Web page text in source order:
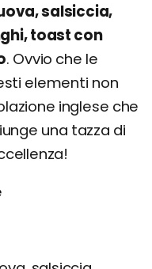
salsiccia,
toast con
. Ovvio che le
elementi non
inglese che
una tazza di